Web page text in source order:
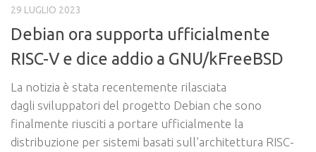
29 LUGLIO 2023
Debian ora supporta ufficialmente
RISC-V e dice addio a GNU/kFreeBSD
La notizia è stata recentemente rilasciata
dagli sviluppatori del progetto Debian che sono
finalmente riusciti a portare ufficialmente la
distribuzione per sistemi basati sull’architettura RISC-